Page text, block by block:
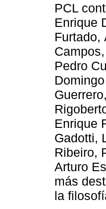
PCL
Enrique
Furtado,
Pedro
Enrique
Gadotti,
Ribeiro,
Arturo
más
la